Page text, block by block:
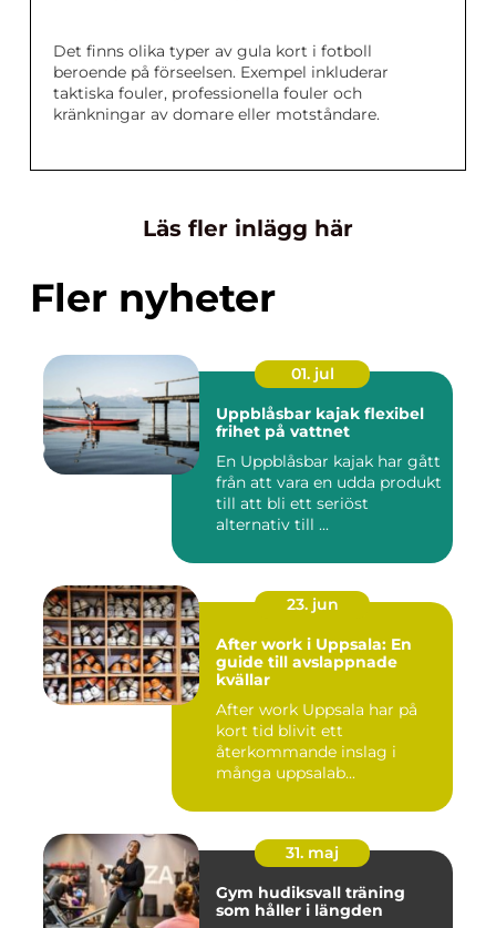
Det finns olika typer av gula kort i fotboll
beroende på förseelsen. Exempel inkluderar
taktiska fouler, professionella fouler och
kränkningar av domare eller motståndare.
Läs fler inlägg här
Fler nyheter
01. jul
Uppblåsbar kajak flexibel
frihet på vattnet
En Uppblåsbar kajak har gått
från att vara en udda produkt
till att bli ett seriöst
alternativ till ...
23. jun
After work i Uppsala: En
guide till avslappnade
kvällar
After work Uppsala har på
kort tid blivit ett
återkommande inslag i
många uppsalab...
31. maj
Gym hudiksvall träning
som håller i längden